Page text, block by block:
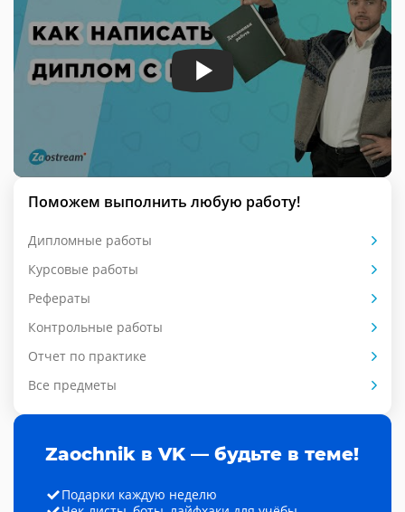
Поможем выполнить любую работу!
Дипломные работы
Курсовые работы
Рефераты
Контрольные работы
Отчет по практике
Все предметы
Zaochnik в VK — будьте в теме!
Подарки каждую неделю